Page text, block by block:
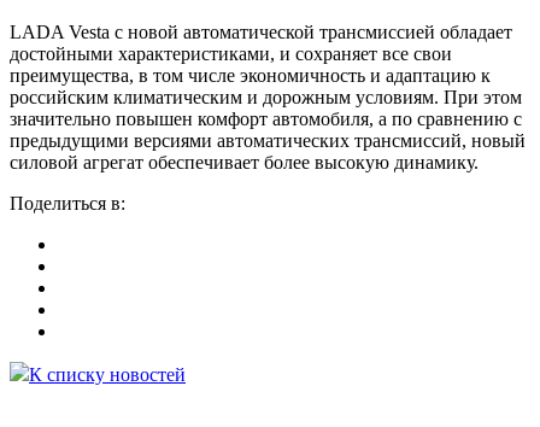
LADA Vesta с новой автоматической трансмиссией обладает
достойными характеристиками, и сохраняет все свои
преимущества, в том числе экономичность и адаптацию к
российским климатическим и дорожным условиям. При этом
значительно повышен комфорт автомобиля, а по сравнению с
предыдущими версиями автоматических трансмиссий, новый
силовой агрегат обеспечивает более высокую динамику.
Поделитьcя в:
К списку новостей